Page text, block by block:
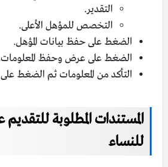
التقدير.
التخصص للمؤهل الأعلى.
الضغط على حفظ بيانات المؤهل.
الضغط على عرض وحفظ
التأكد من المعلومات ثم الضغط
المستندات المطلوبة للتقديم
للنساء